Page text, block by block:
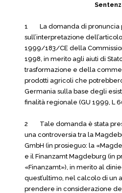
1 La domanda di pronuncia
sull’interpretazione
1999/183/CE della
1998, in merito agli aiuti di
trasformazione e della
prodotti agricoli che
Germania sulla base degli
finalità regionale (GU 1999, L
2 Tale domanda è stata
una controversia tra la
GmbH (in prosieguo: la
e il Finanzamt Magdeburg (in
«Finanzamt»), in merito al
quest’ultimo, nel calcolo di un
prendere in considerazione